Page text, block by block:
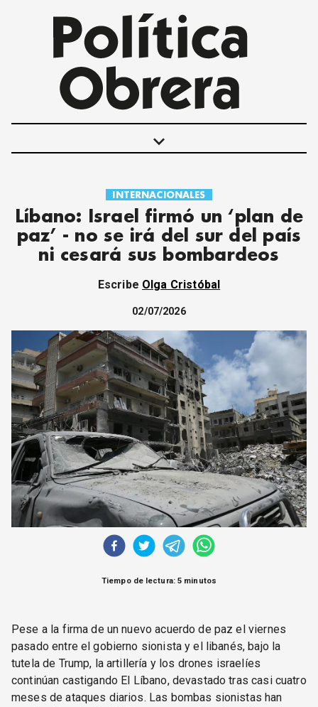
keyboard_arrow_down
POLÍTICAS
INTERNACIONALES
MOVIMIENTO OBRERO
MUJER
SOCIEDAD Y CULTURA
JUVENTUD
CORREO DE LECTORES
DEBATE
ARCHIVO
DECLARACIONES
OPINIÓN
ALTAMIRA RESPONDE
Política Obrera Revista
CONTACTO
INTERNACIONALES
Líbano: Israel firmó un ‘plan de
paz’ - no se irá del sur del país
ni cesará sus bombardeos
Escribe Olga Cristóbal
02/07/2026
Tiempo de lectura: 5 minutos
Pese a la firma de un nuevo acuerdo de paz el viernes
pasado entre el gobierno sionista y el libanés, bajo la
tutela de Trump, la artillería y los drones israelíes
continúan castigando El Líbano, devastado tras casi cuatro
meses de ataques diarios. Las bombas sionistas han